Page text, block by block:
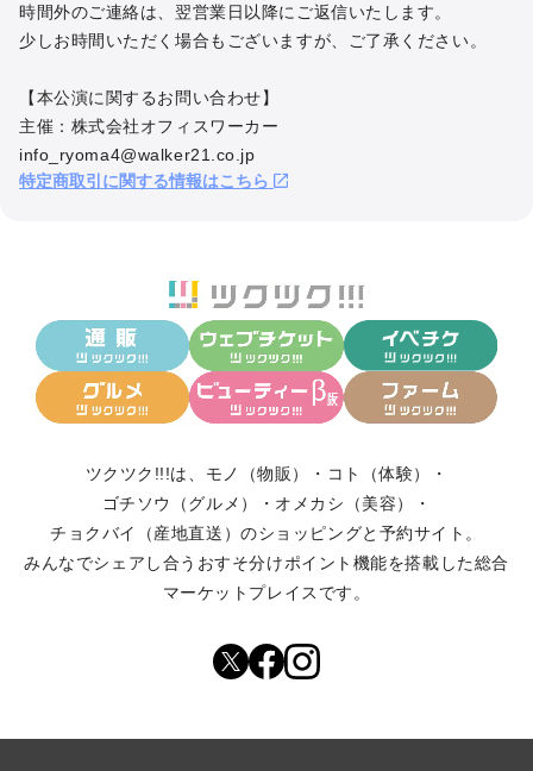
■ キャンセル・払い戻しについて
・紛失による再発行はできません
・公演中止・延期の場合は主催者の案内に従い対応いたします
■ その他
皆さまに気持ちよくご参加いただけるよう、ご理解とご協力をお願
いいたします
時間外のご連絡は、翌営業日以降にご返信いたします。
少しお時間いただく場合もございますが、ご了承ください。
【本公演に関するお問い合わせ】
主催：株式会社オフィスワーカー
info_ryoma4@walker21.co.jp
特定商取引に関する情報はこちら
ツクツク!!!は、 モノ（物販） ・ コト（体験）
・
ゴチソウ（グルメ）
・ オメカシ（美容）
・
チョクバイ（産地直送）のショッピングと予約サイト。
みんなでシェアし合う おすそ分けポイント機能を搭載した総合
マーケットプレイスです。